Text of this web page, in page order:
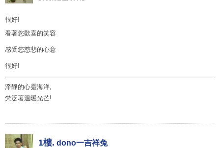
很好!
看著您歡喜的笑容
感受您慈悲的心意
很好!
淨靜的心靈海洋,
梵泛著溫暖光芒!
1樓. dono一吉祥兔